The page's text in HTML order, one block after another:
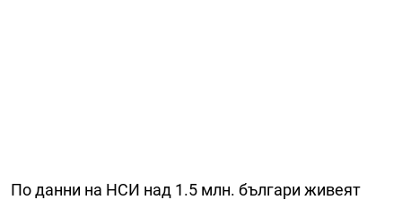
По данни на НСИ над 1.5 млн. българи живеят